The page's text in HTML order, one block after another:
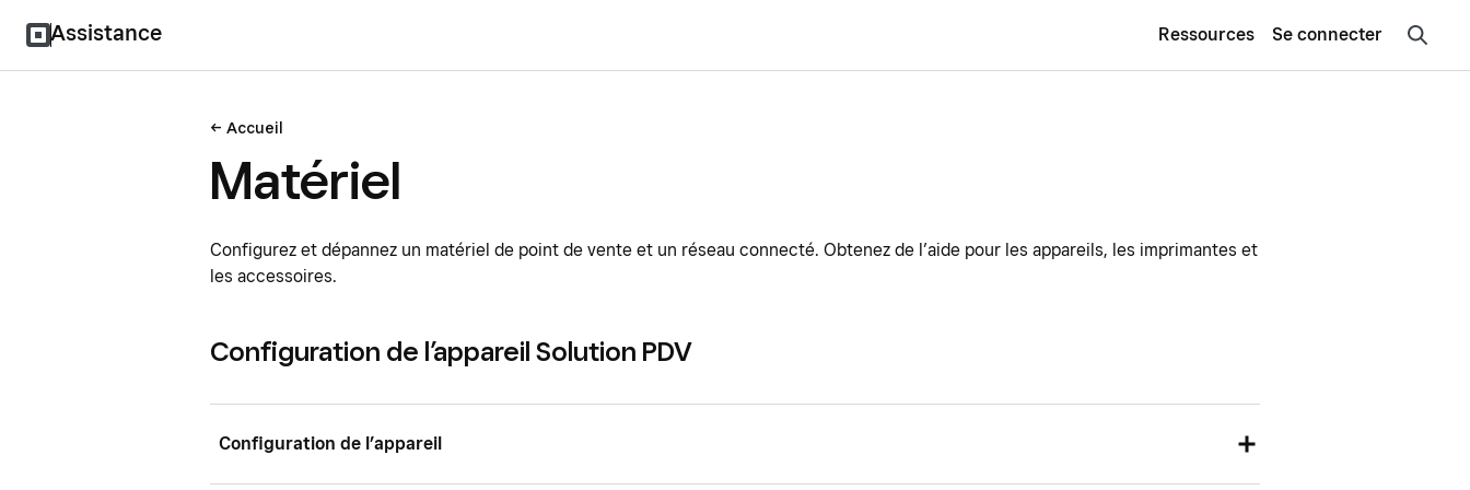
Assistance Ressources Se connecter
Accueil
Matériel
Configurez et dépannez un matériel de point de vente et un réseau connecté. Obtenez de l’aide pour les appareils, les imprimantes et
les accessoires.
Configuration de l’appareil Solution PDV
Configuration de l’appareil